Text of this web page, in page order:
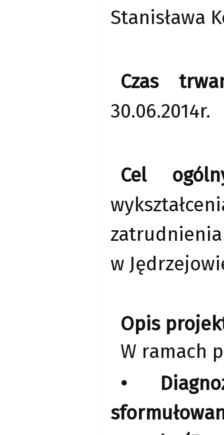
Stanisława
Czas
30.06.2014r.
Cel
w
Opis
W ramach
•